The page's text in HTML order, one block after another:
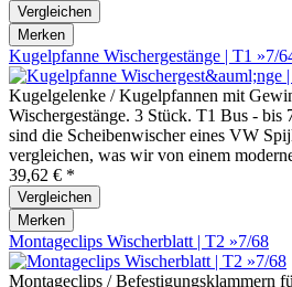
Vergleichen
Merken
Kugelpfanne Wischergestänge | T1 »7/
Kugelgelenke / Kugelpfannen mit
Wischergestänge. 3 Stück. T1 Bus - bis
sind die Scheibenwischer eines VW
vergleichen, was wir von einem
39,62 € *
Vergleichen
Merken
Montageclips Wischerblatt | T2 »7/68
Montageclips / Befestigungsklammern